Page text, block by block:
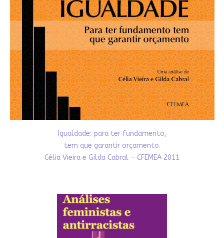
Igualdade: para ter fundamento,
tem que garantir orçamento.
Célia Vieira e Gilda Cabral - CFEMEA 2011